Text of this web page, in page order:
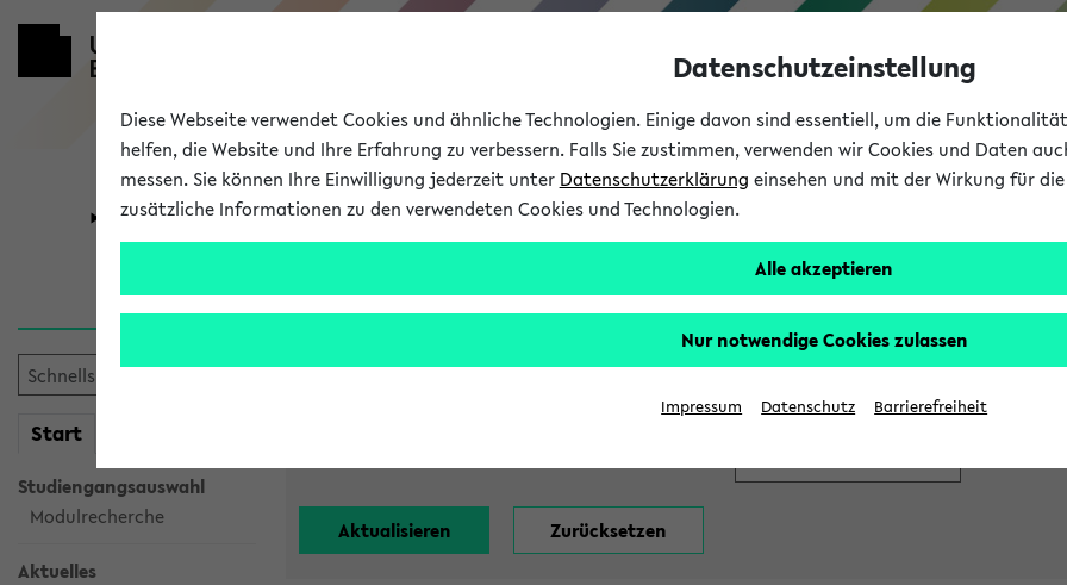
Universität Forschung Studium
Start
Studiengangsauswahl
Modulrecherche
Aktuelles
Alle Lehrenden
Datenschutzeinstellung
Diese Webseite verwendet Cookies und ähnliche Technologien. Einige davon sind essentiell, um die
helfen, die Website und Ihre Erfahrung zu verbessern. Falls Sie zustimmen, verwenden wir Cookies und Daten
messen. Sie können Ihre Einwilligung jederzeit unter Datenschutzerklärung einsehen und mit der Wirkung für
zusätzliche Informationen zu den verwendeten Cookies und Technologien.
Alle akzeptieren
Nur notwendige Cookies zulassen
Impressum Datenschutz Barrierefreiheit